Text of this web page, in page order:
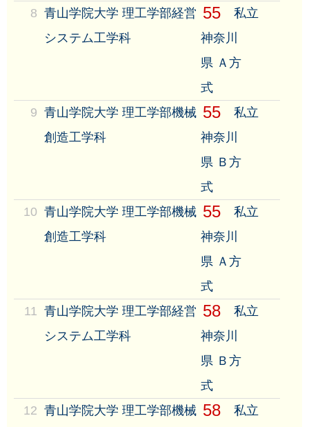
8 青山学院大学 理工学部経営
システム工学科
55
私立
神奈川
県 Ａ方
式
9 青山学院大学 理工学部機械
創造工学科
55
私立
神奈川
県 Ｂ方
式
10 青山学院大学 理工学部機械
創造工学科
55
私立
神奈川
県 Ａ方
式
11
青山学院大学 理工学部経営
システム工学科
58
私立
神奈川
県 Ｂ方
式
12 青山学院大学 理工学部機械 58
私立